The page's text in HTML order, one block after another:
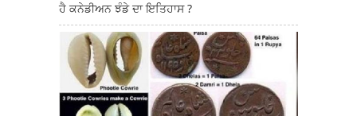
ਹੈ ਕਨੇਡੀਅਨ ਝੰਡੇ ਦਾ ਇਤਿਹਾਸ ?